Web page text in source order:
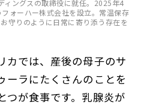
ィングスの取締役に就任。2025年4
ォーハー株式会社を設立。常温保存
守りのように日常に寄り添う存在を
カでは、産後の母子のサ
ーラにたくさんのことを
つが食事です。乳腺炎が